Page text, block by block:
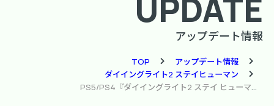
UPDATE
アップデート情報
TOP
アップデート情報
ダイイングライト2 ステイヒューマン
PS5/PS4『ダイイングライト2 ステイ ヒューマン』パッチ1.48(1.16.1)配信のお知らせ